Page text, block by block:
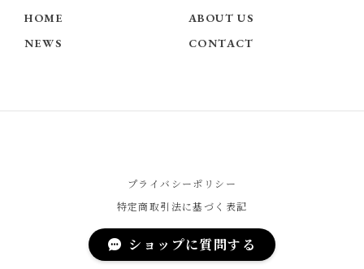
HOME
ABOUT US
NEWS
CONTACT
プライバシーポリシー
特定商取引法に基づく表記
ショップに質問する